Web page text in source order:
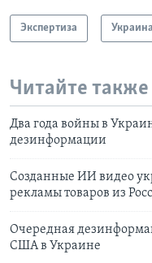
Экспертиза Украина
Читайте также
Два года войны в
дезинформации
Созданные ИИ видео
рекламы товаров из
Очередная
США в Украине